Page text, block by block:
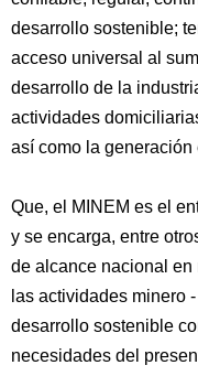
desarrollo sostenible;
acceso universal al
desarrollo de la
actividades
así como la generación
Que, el MINEM es el
y se encarga, entre
de alcance nacional
las actividades minero
desarrollo sostenible
necesidades del